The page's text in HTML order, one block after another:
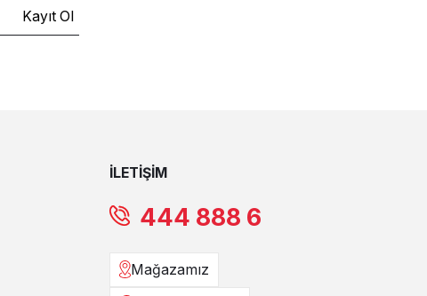
Kayıt Ol
İLETİŞİM
444 888 6
Mağazamız